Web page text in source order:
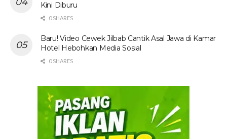
Kini Diburu
0 SHARES
Baru! Video Cewek Jilbab Cantik Asal Jawa di Kamar
Hotel Hebohkan Media Sosial
0 SHARES